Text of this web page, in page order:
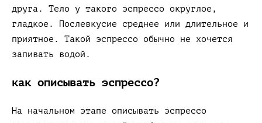
друга. Тело у такого эспрессо округлое,
гладкое. Послевкусие среднее или длительное и
приятное. Такой эспрессо обычно не хочется
запивать водой.
как описывать эспрессо?
На начальном этапе описывать эспрессо